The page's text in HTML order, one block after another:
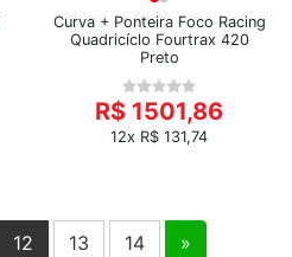
Curva + Ponteira Foco Racing
Quadricíclo Fourtrax 420
Preto
R$ 1501,86
12x R$ 131,74
12 13 14 »